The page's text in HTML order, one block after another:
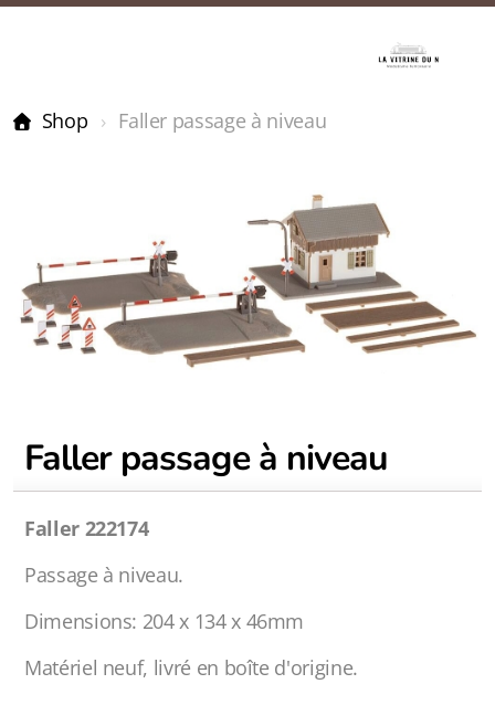
Shop Faller passage à niveau
Faller passage à niveau
Faller 222174
Passage à niveau.
Dimensions: 204 x 134 x 46mm
Matériel neuf, livré en boîte d'origine.